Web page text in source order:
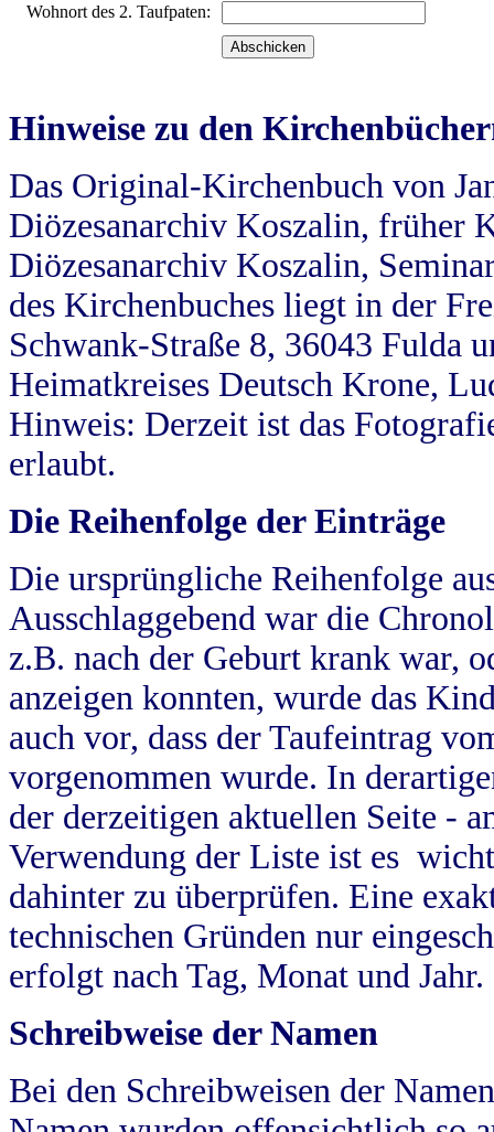
Wohnort des 2. Taufpaten:
Hinweise zu den
Das Original-Kirchenbuch von
Diözesanarchiv Koszalin, früher
Diözesanarchiv Koszalin,
des Kirchenbuches liegt in der
Schwank-Straße 8, 36043 Fulda
Heimatkreises Deutsch Krone,
Hinweis: Derzeit ist das
erlaubt.
Die Reihenfolge der Einträge
Die ursprüngliche Reihenfolge
Ausschlaggebend war die
z.B. nach der Geburt krank war,
anzeigen konnten, wurde das
auch vor, dass der Taufeintrag
vorgenommen wurde. In
der derzeitigen aktuellen Seite -
Verwendung der Liste ist es
dahinter zu überprüfen. Eine
technischen Gründen nur
erfolgt nach Tag, Monat und Jahr.
Schreibweise der Namen
Bei den Schreibweisen der